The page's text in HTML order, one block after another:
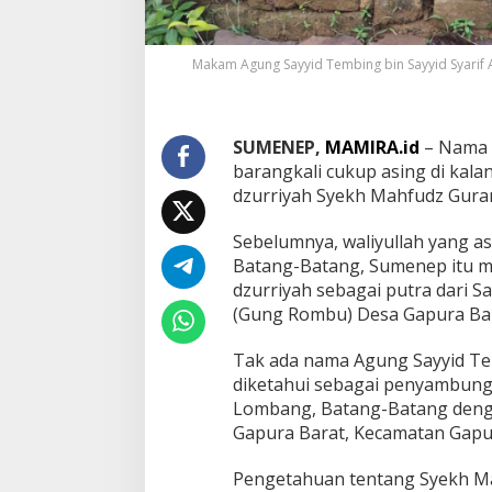
l
a
h
y
T
e
r
p
t
u
s
1
Makam Agung Sayyid Tembing bin Sayyid
SUMENEP, MAMIRA.id –
barangkali cukup asing di
dzurriyah Syekh Mahfudz
Sebelumnya, waliyullah yang
Batang-Batang, Sumenep itu
dzurriyah sebagai putra dari
(Gung Rombu) Desa Gapura
Tak ada nama Agung Sayyid
diketahui sebagai
Lombang, Batang-Batang
Gapura Barat, Kecamatan
Pengetahuan tentang Syekh